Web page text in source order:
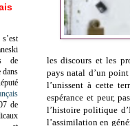
les discours et les
pays natal d’un
l’unissent à cette
espérance et peur,
l’histoire politique
l’assimilation en
de
dans
de